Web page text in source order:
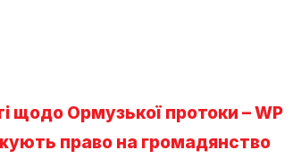
щодо Ормузької протоки – WP
право на громадянство